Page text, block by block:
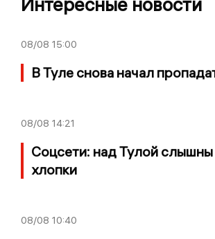
Интересные новости
08/08 15:00
В Туле снова начал
08/08 14:21
Соцсети: над Тулой
хлопки
08/08 10:40